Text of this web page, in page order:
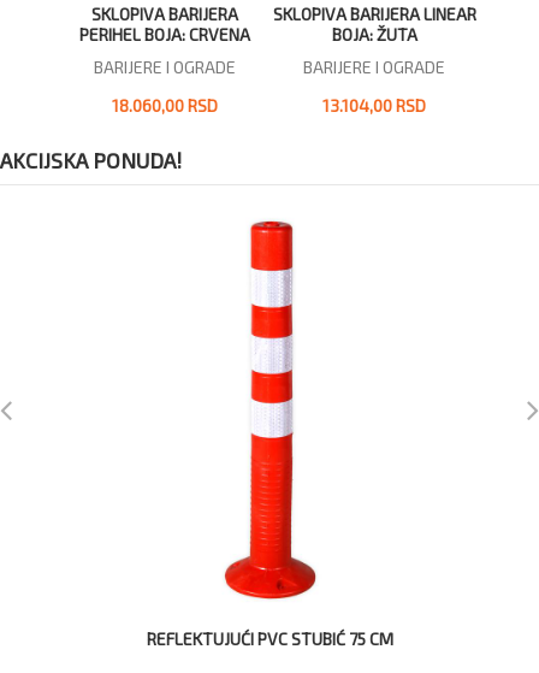
SKLOPIVA BARIJERA
PERIHEL BOJA: CRVENA
BARIJERE I OGRADE
18.060,00 RSD
SKLOPIVA BARIJERA LINEAR
BOJA: ŽUTA
BARIJERE I OGRADE
13.104,00 RSD
AKCIJSKA PONUDA!
REFLEKTUJUĆI PVC STUBIĆ 75 CM